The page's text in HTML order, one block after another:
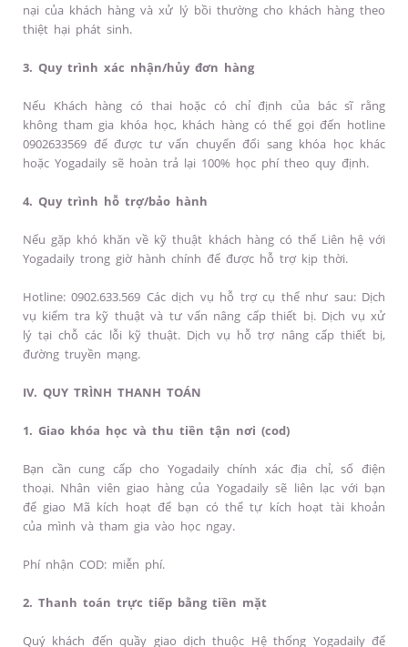
nại của khách hàng và xử lý bồi thường cho khách hàng theo
thiệt hại phát sinh.
3. Quy trình xác nhận/hủy đơn hàng
Nếu Khách hàng có thai hoặc có chỉ định của bác sĩ rằng
không tham gia khóa học, khách hàng có thể gọi đến hotline
0902633569 để được tư vấn chuyển đổi sang khóa học khác
hoặc Yogadaily sẽ hoàn trả lại 100% học phí theo quy định.
4. Quy trình hỗ trợ/bảo hành
Nếu gặp khó khăn về kỹ thuật khách hàng có thể Liên hệ với
Yogadaily trong giờ hành chính để được hỗ trợ kịp thời.
Hotline: 0902.633.569 Các dịch vụ hỗ trợ cụ thể như sau: Dịch
vụ kiểm tra kỹ thuật và tư vấn nâng cấp thiết bị. Dịch vụ xử
lý tại chỗ các lỗi kỹ thuật. Dịch vụ hỗ trợ nâng cấp thiết bị,
đường truyền mạng.
IV. QUY TRÌNH THANH TOÁN
1. Giao khóa học và thu tiền tận nơi (cod)
Bạn cần cung cấp cho Yogadaily chính xác địa chỉ, số điện
thoại. Nhân viên giao hàng của Yogadaily sẽ liên lạc với bạn
để giao Mã kích hoạt để bạn có thể tự kích hoạt tài khoản
của mình và tham gia vào học ngay.
Phí nhận COD: miễn phí.
2. Thanh toán trực tiếp bằng tiền mặt
Quý khách đến quầy giao dịch thuộc Hệ thống Yogadaily để